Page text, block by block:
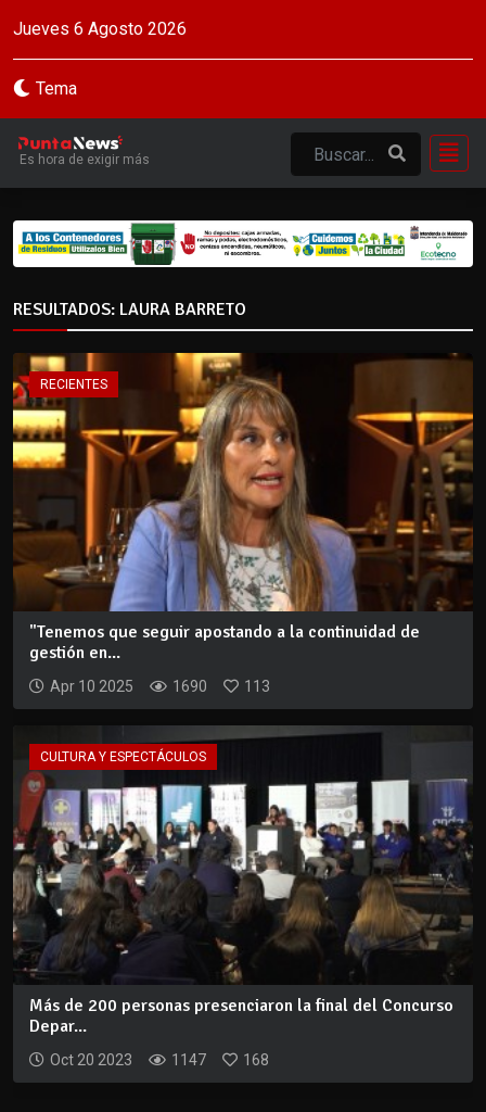
Jueves 6 Agosto 2026
Tema
Es hora de exigir más
RESULTADOS: LAURA BARRETO
RECIENTES
"Tenemos que seguir apostando a la continuidad de
gestión en...
Apr 10 2025 1690 113
CULTURA Y ESPECTÁCULOS
Más de 200 personas presenciaron la final del Concurso
Depar...
Oct 20 2023 1147 168